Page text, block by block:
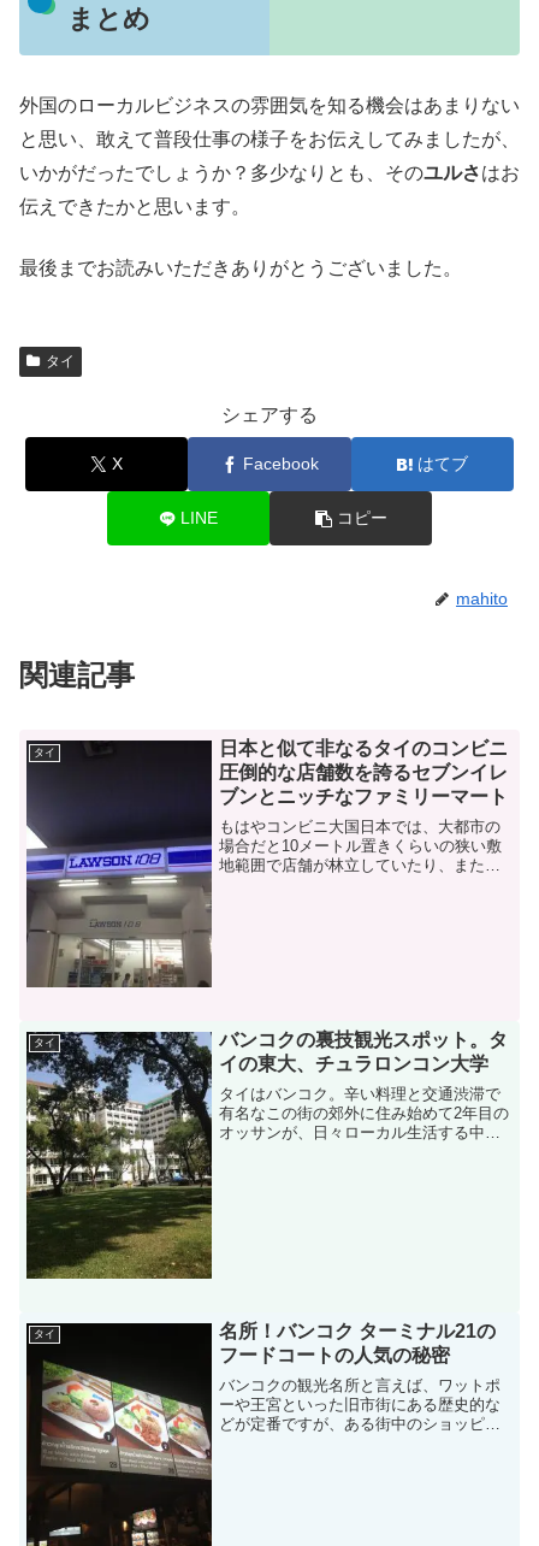
まとめ
外国のローカルビジネスの雰囲気を知る機会はあまりない
と思い、敢えて普段仕事の様子をお伝えしてみましたが、
いかがだったでしょうか？多少なりとも、そのユルさはお
伝えできたかと思います。
最後までお読みいただきありがとうございました。
タイ
シェアする
X Facebook はてブ
LINE コピー
mahito
関連記事
タイ
日本と似て非なるタイのコンビニ
圧倒的な店舗数を誇るセブンイレ
ブンとニッチなファミリーマート
もはやコンビニ大国日本では、大都市の
場合だと10メートル置きくらいの狭い敷
地範囲で店舗が林立していたり、また場
タイ
バンコクの裏技観光スポット。タ
イの東大、チュラロンコン大学
タイはバンコク。辛い料理と交通渋滞で
有名なこの街の郊外に住み始めて2年目の
オッサンが、日々ローカル生活する中で
タイ
名所！バンコク ターミナル21の
フードコートの人気の秘密
バンコクの観光名所と言えば、ワットポ
ーや王宮といった旧市街にある歴史的な
どが定番ですが、ある街中のショッピン